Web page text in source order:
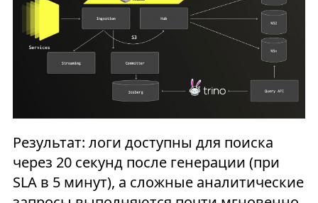
Результат: логи доступны для поиска
через 20 секунд после генерации (при
SLA в 5 минут), а сложные аналитические